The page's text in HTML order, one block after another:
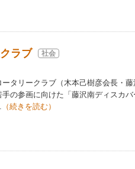
ラブ 社会
タリークラブ（木本己樹彦会長・藤
の参画に向けた「藤沢南ディスカ
（続きを読む）